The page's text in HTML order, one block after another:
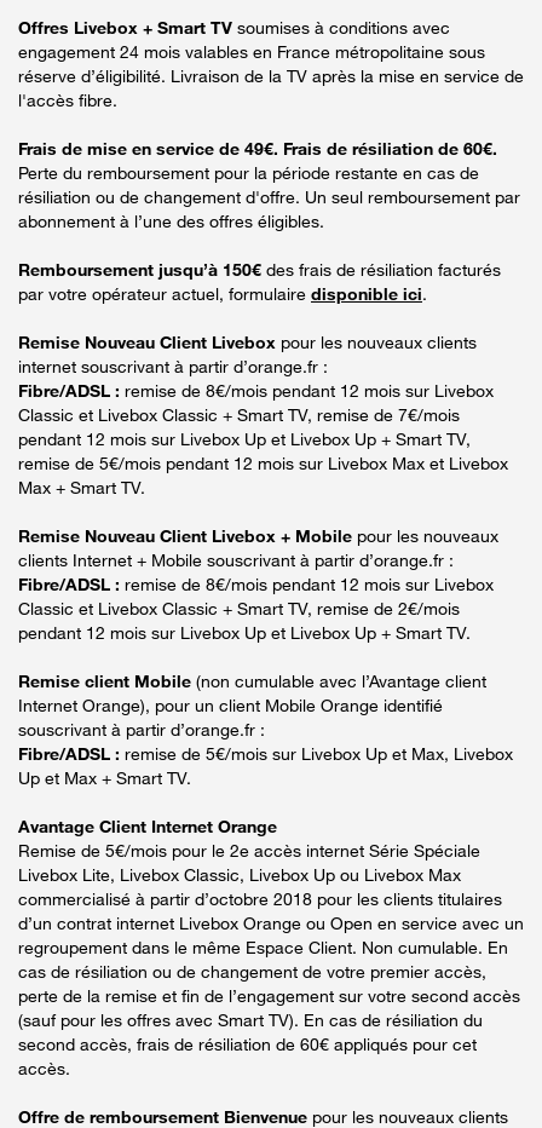
Offres Livebox + Smart TV soumises à conditions avec
engagement 24 mois valables en France métropolitaine sous
réserve d’éligibilité. Livraison de la TV après la mise en service de
l'accès fibre.
Frais de mise en service de 49€. Frais de résiliation de 60€.
Perte du remboursement pour la période restante en cas de
résiliation ou de changement d'offre. Un seul remboursement par
abonnement à l’une des offres éligibles.
Remboursement jusqu’à 150€ des frais de résiliation facturés
par votre opérateur actuel, formulaire disponible ici.
Remise Nouveau Client Livebox pour les nouveaux clients
internet souscrivant à partir d’orange.fr :
Fibre/ADSL : remise de 8€/mois pendant 12 mois sur Livebox
Classic et Livebox Classic + Smart TV, remise de 7€/mois
pendant 12 mois sur Livebox Up et Livebox Up + Smart TV,
remise de 5€/mois pendant 12 mois sur Livebox Max et Livebox
Max + Smart TV.
Remise Nouveau Client Livebox + Mobile pour les nouveaux
clients Internet + Mobile souscrivant à partir d’orange.fr :
Fibre/ADSL : remise de 8€/mois pendant 12 mois sur Livebox
Classic et Livebox Classic + Smart TV, remise de 2€/mois
pendant 12 mois sur Livebox Up et Livebox Up + Smart TV.
Remise client Mobile (non cumulable avec l’Avantage client
Internet Orange), pour un client Mobile Orange identifié
souscrivant à partir d’orange.fr :
Fibre/ADSL : remise de 5€/mois sur Livebox Up et Max, Livebox
Up et Max + Smart TV.
Avantage Client Internet Orange
Remise de 5€/mois pour le 2e accès internet Série Spéciale
Livebox Lite, Livebox Classic, Livebox Up ou Livebox Max
commercialisé à partir d’octobre 2018 pour les clients titulaires
d’un contrat internet Livebox Orange ou Open en service avec un
regroupement dans le même Espace Client. Non cumulable. En
cas de résiliation ou de changement de votre premier accès,
perte de la remise et fin de l’engagement sur votre second accès
(sauf pour les offres avec Smart TV). En cas de résiliation du
second accès, frais de résiliation de 60€ appliqués pour cet
accès.
Offre de remboursement Bienvenue pour les nouveaux clients